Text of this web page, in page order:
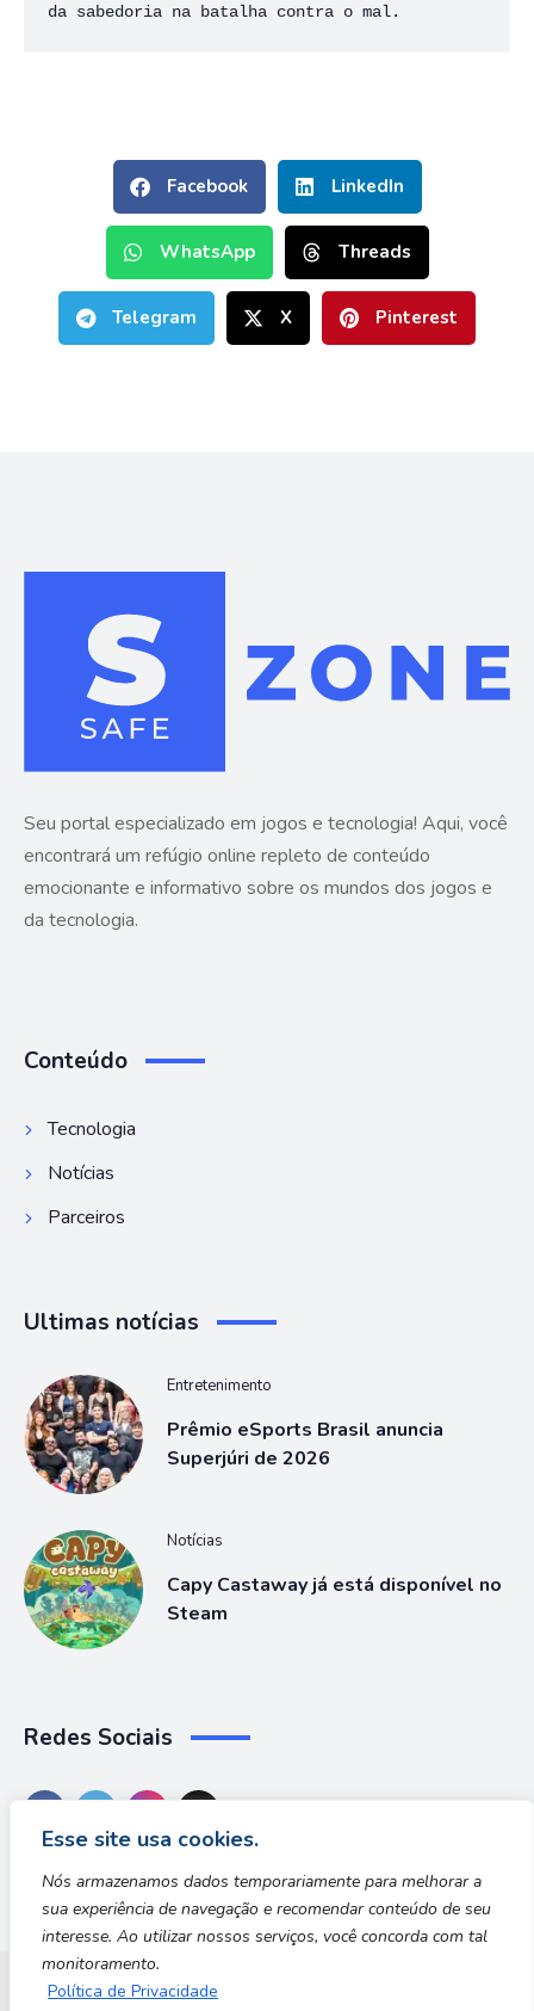
Esse site usa cookies.
Nós armazenamos dados temporariamente para melhorar a
sua experiência de navegação e recomendar conteúdo de seu
interesse. Ao utilizar nossos serviços, você concorda com tal
monitoramento.
Política de Privacidade
da sabedoria na batalha contra o mal.
Facebook LinkedIn
WhatsApp Threads
Telegram X Pinterest
Seu portal especializado em jogos e tecnologia! Aqui, você
encontrará um refúgio online repleto de conteúdo
emocionante e informativo sobre os mundos dos jogos e
da tecnologia.
Conteúdo
Tecnologia
Notícias
Parceiros
Ultimas notícias
Entretenimento
Prêmio eSports Brasil anuncia
Superjúri de 2026
Notícias
Capy Castaway já está disponível no
Steam
Redes Sociais